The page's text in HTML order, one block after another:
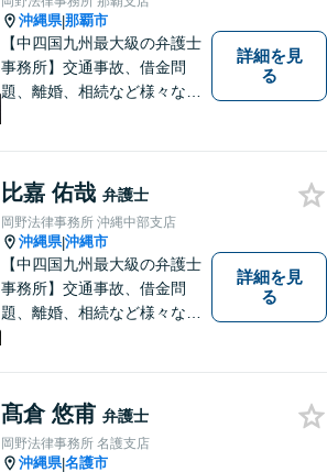
沖縄県|那覇市
【中四国九州最大級の弁護士
事務所】交通事故、借金問
題、離婚、相続など様々な問
い！
詳細を見
る
比嘉 佑哉 弁護士
岡野法律事務所 沖縄中部支店
沖縄県|沖縄市
【中四国九州最大級の弁護士
事務所】交通事故、借金問
題、離婚、相続など様々な問
い！
詳細を見
る
髙倉 悠甫 弁護士
岡野法律事務所 名護支店
沖縄県|名護市